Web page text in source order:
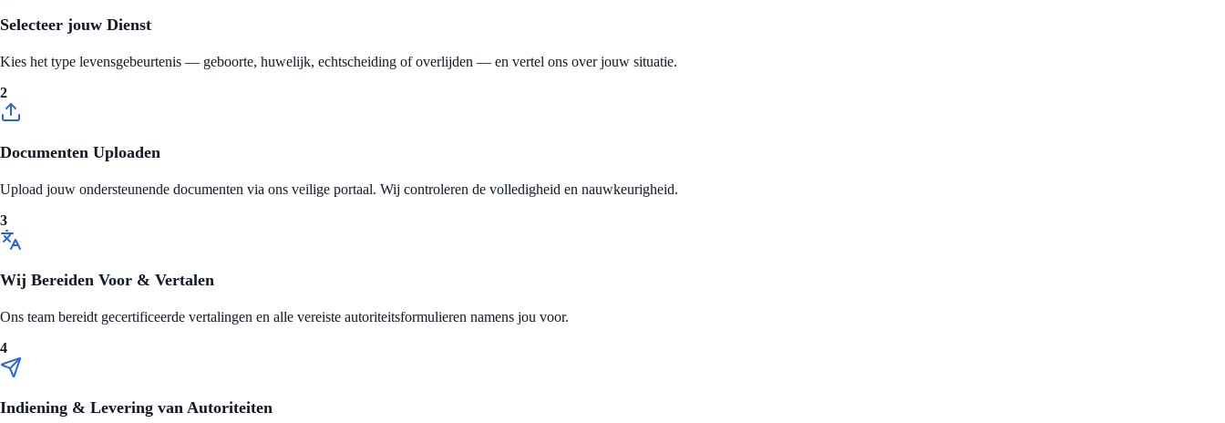
Selecteer jouw Dienst
Kies het type levensgebeurtenis — geboorte, huwelijk, echtscheiding of overlijden — en vertel ons over jouw situatie.
2
Documenten Uploaden
Upload jouw ondersteunende documenten via ons veilige portaal. Wij controleren de volledigheid en nauwkeurigheid.
3
Wij Bereiden Voor & Vertalen
Ons team bereidt gecertificeerde vertalingen en alle vereiste autoriteitsformulieren namens jou voor.
4
Indiening & Levering van Autoriteiten